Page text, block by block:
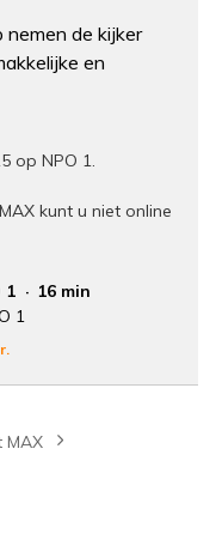
nemen de kijker
en
op NPO 1.
kunt u niet online
1
16 min
1
MAX